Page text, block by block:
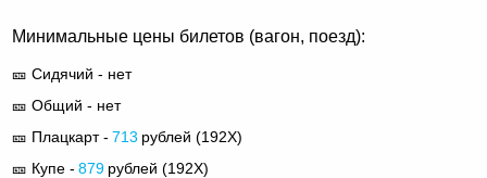
Минимальные цены билетов (вагон, поезд):
🎫 Сидячий - нет
🎫 Общий - нет
🎫 Плацкарт - 713 рублей (192Х)
🎫 Купе - 879 рублей (192Х)